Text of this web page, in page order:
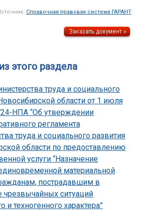
Справочная правовая система ГАРАНТ
этого раздела
труда и социального
области от 1 июля
НПА “Об утверждении
регламента
труда и социального развития
области по предоставлению
услуги “Назначение
материальной
пострадавшим в
чрезвычайных ситуаций
и техногенного характера”